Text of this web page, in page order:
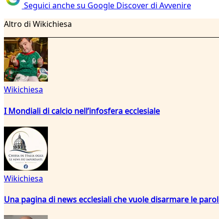
Seguici anche su Google Discover di Avvenire
Altro di Wikichiesa
Wikichiesa
I Mondiali di calcio nell’infosfera ecclesiale
Wikichiesa
Una pagina di news ecclesiali che vuole disarmare le